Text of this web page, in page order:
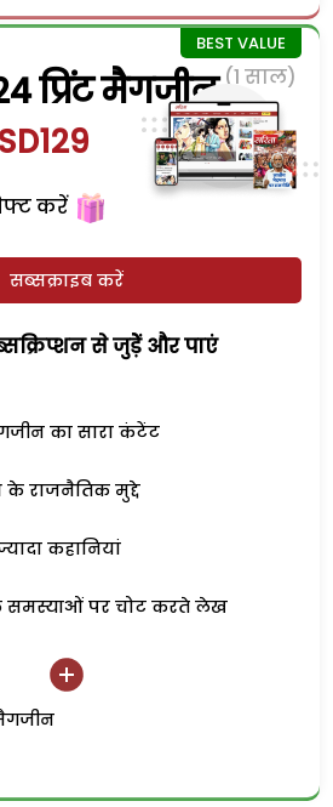
प्रिंट मैगजीन (1 साल)
करें
सब्सक्राइब करें
से जुड़ेें और पाएं
का सारा कंटेंट
के राजनैतिक मुद्दे
कहानियां
समस्याओं पर चोट करते लेख